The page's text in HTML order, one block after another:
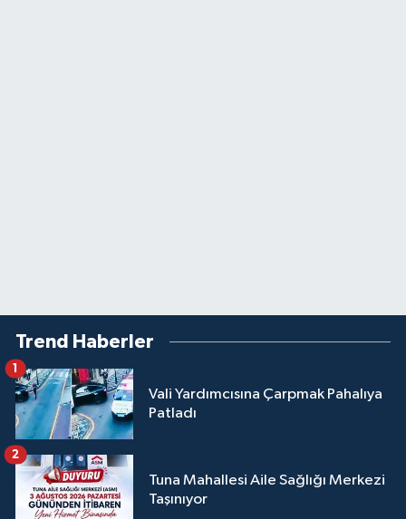
Trend Haberler
Vali Yardımcısına Çarpmak Pahalıya
Patladı
1
Tuna Mahallesi Aile Sağlığı Merkezi
Taşınıyor
2